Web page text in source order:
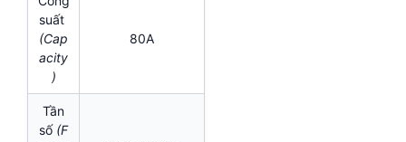
suất
(Cap
acity
)
80A
Tần
số (F